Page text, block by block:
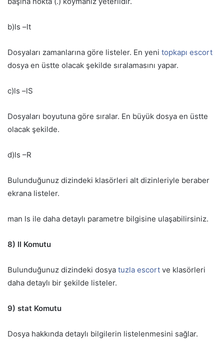
b)ls –lt
Dosyaları zamanlarına göre listeler. En yeni topkapı escort
dosya en üstte olacak şekilde sıralamasını yapar.
c)ls –lS
Dosyaları boyutuna göre sıralar. En büyük dosya en üstte
olacak şekilde.
d)ls –R
Bulunduğunuz dizindeki klasörleri alt dizinleriyle beraber
ekrana listeler.
man ls ile daha detaylı parametre bilgisine ulaşabilirsiniz.
8) ll Komutu
Bulunduğunuz dizindeki dosya tuzla escort ve klasörleri
daha detaylı bir şekilde listeler.
9) stat Komutu
Dosya hakkında detaylı bilgilerin listelenmesini sağlar.